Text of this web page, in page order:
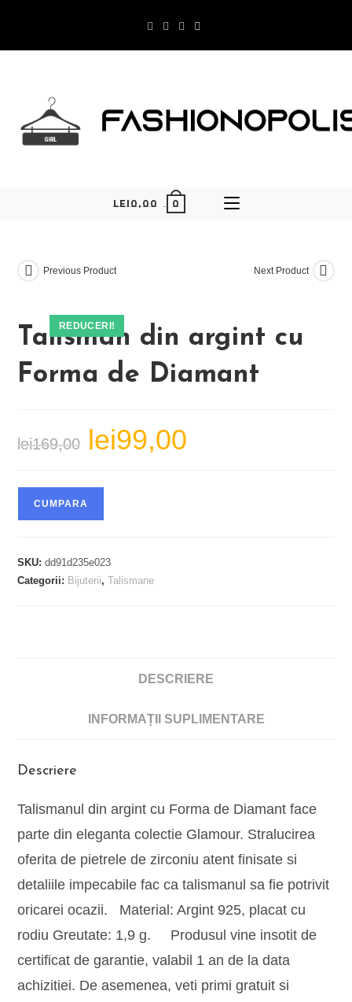
content
LEI0,00 0
REDUCERI!
Previous Product Next Product
Talisman din argint cu
Forma de Diamant
lei169,00
Prețul
inițial
alei99,00
CUMPARA
SKU:dd91d235e023
Categorii: Bijuterii,Talismane
DESCRIERE
INFORMAȚII SUPLIMENTARE
Descriere
Talismanul din argint cu Forma de Diamant face
parte din eleganta colectie Glamour. Stralucirea
oferita de pietrele de zirconiu atent finisate si
detaliile impecabile fac ca talismanul sa fie potrivit
oricarei ocazii. Material: Argint 925, placat cu
rodiu Greutate: 1,9 g. Produsul vine insotit de
certificat de garantie, valabil 1 an de la data
achizitiei. De asemenea, veti primi gratuit si